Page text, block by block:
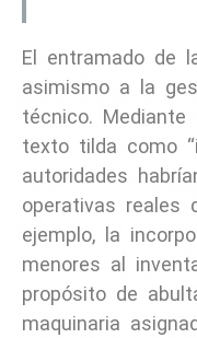
El entramado de
asimismo a la
técnico.
texto tilda como
autoridades
operativas reales
ejemplo, la
menores al
propósito de
maquinaria